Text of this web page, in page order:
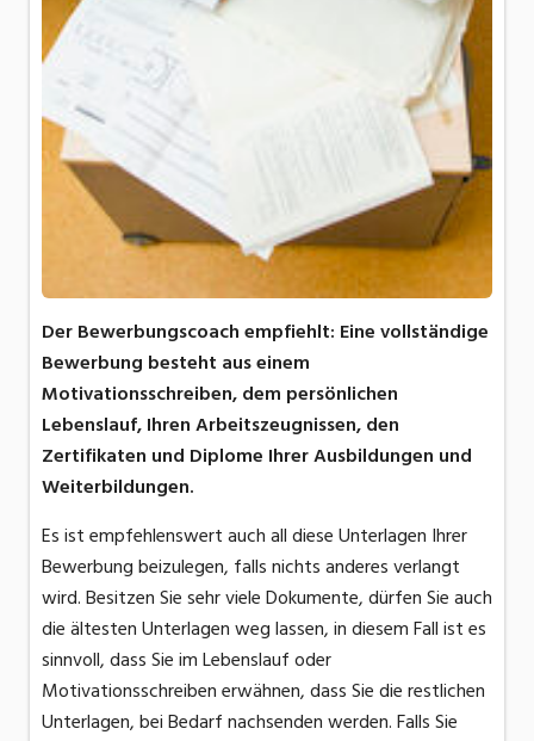
Der Bewerbungscoach empfiehlt: Eine vollständige
Bewerbung besteht aus einem
Motivationsschreiben, dem persönlichen
Lebenslauf, Ihren Arbeitszeugnissen, den
Zertifikaten und Diplome Ihrer Ausbildungen und
Weiterbildungen.
Es ist empfehlenswert auch all diese Unterlagen Ihrer
Bewerbung beizulegen, falls nichts anderes verlangt
wird. Besitzen Sie sehr viele Dokumente, dürfen Sie auch
die ältesten Unterlagen weg lassen, in diesem Fall ist es
sinnvoll, dass Sie im Lebenslauf oder
Motivationsschreiben erwähnen, dass Sie die restlichen
Unterlagen, bei Bedarf nachsenden werden. Falls Sie